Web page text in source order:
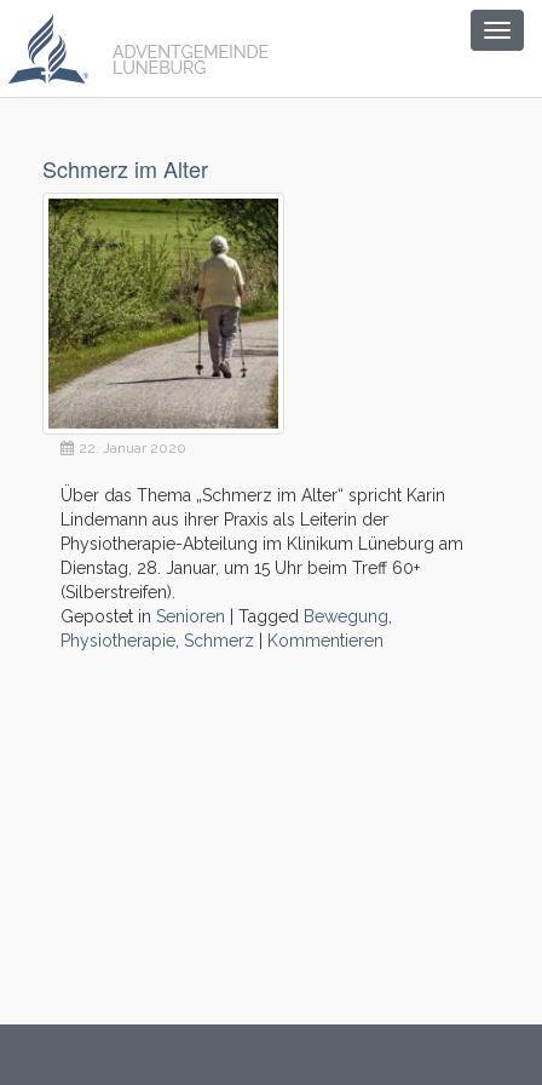
Schmerz im Alter
22. Januar 2020
Über das Thema „Schmerz im Alter“ spricht Karin
Lindemann aus ihrer Praxis als Leiterin der
Physiotherapie-Abteilung im Klinikum Lüneburg am
Dienstag, 28. Januar, um 15 Uhr beim Treff 60+
(Silberstreifen).
Gepostet in Senioren Tagged Bewegung
Physiotherapie Schmerz Kommentieren